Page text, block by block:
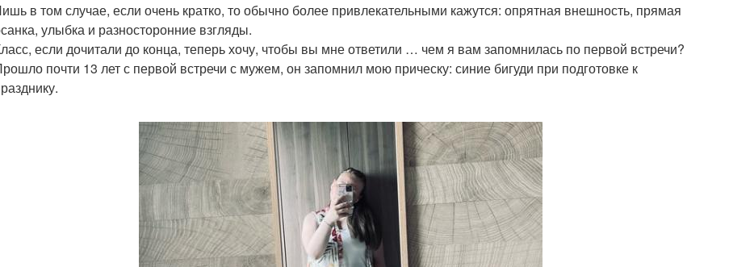
в том случае, если очень кратко, то обычно более привлекательными кажутся: опрятная внешность, прямая
улыбка и разносторонние взгляды.
если дочитали до конца, теперь хочу, чтобы вы мне ответили … чем я вам запомнилась по первой встречи?
почти 13 лет с первой встречи с мужем, он запомнил мою прическу: синие бигуди при подготовке к